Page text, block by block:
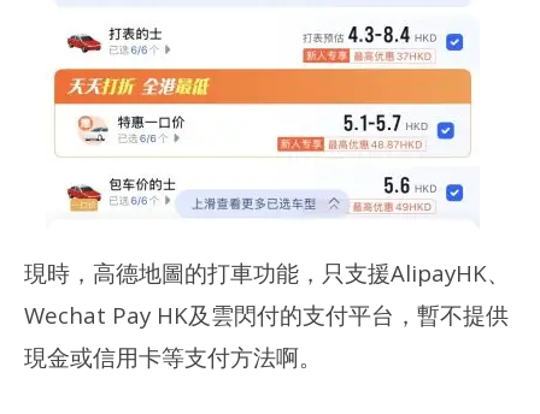
現時，高德地圖的打車功能，只支援AlipayHK、
Wechat Pay HK及雲閃付的支付平台，暫不提供
現金或信用卡等支付方法啊。